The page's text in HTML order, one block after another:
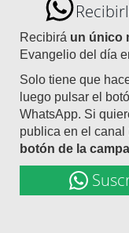
Recibirá un único
Evangelio del día
Solo tiene que
luego pulsar el
WhatsApp. Si
publica en el canal
botón de la